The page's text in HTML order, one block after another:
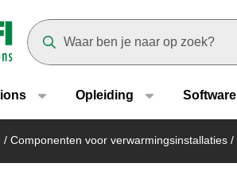
navigation
Opleiding Software
/ Componenten voor verwarmingsinstallaties /